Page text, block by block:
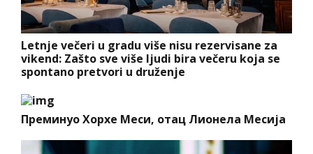
Letnje večeri u gradu više nisu rezervisane za
vikend: Zašto sve više ljudi bira večeru koja se
spontano pretvori u druženje
Преминуо Хорхе Меси, отац Лионела Месија